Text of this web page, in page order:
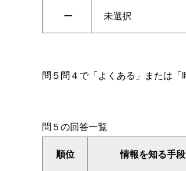
ー 未選択
問５問４で「よくある」または
順位 情報を知る手段
問５の回答一覧